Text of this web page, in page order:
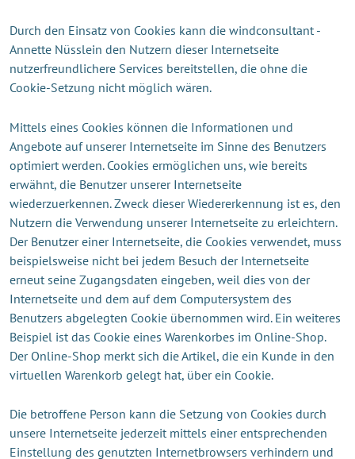
Durch den Einsatz von Cookies kann die windconsultant -
Annette Nüsslein den Nutzern dieser Internetseite
nutzerfreundlichere Services bereitstellen, die ohne die
Cookie-Setzung nicht möglich wären.
Mittels eines Cookies können die Informationen und
Angebote auf unserer Internetseite im Sinne des Benutzers
optimiert werden. Cookies ermöglichen uns, wie bereits
erwähnt, die Benutzer unserer Internetseite
wiederzuerkennen. Zweck dieser Wiedererkennung ist es, den
Nutzern die Verwendung unserer Internetseite zu erleichtern.
Der Benutzer einer Internetseite, die Cookies verwendet, muss
beispielsweise nicht bei jedem Besuch der Internetseite
erneut seine Zugangsdaten eingeben, weil dies von der
Internetseite und dem auf dem Computersystem des
Benutzers abgelegten Cookie übernommen wird. Ein weiteres
Beispiel ist das Cookie eines Warenkorbes im Online-Shop.
Der Online-Shop merkt sich die Artikel, die ein Kunde in den
virtuellen Warenkorb gelegt hat, über ein Cookie.
Die betroffene Person kann die Setzung von Cookies durch
unsere Internetseite jederzeit mittels einer entsprechenden
Einstellung des genutzten Internetbrowsers verhindern und